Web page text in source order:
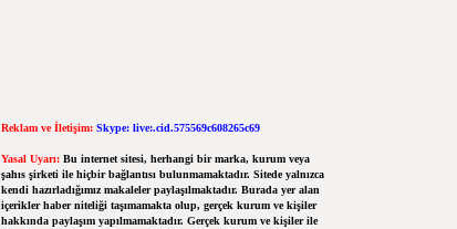
Reklam ve İletişim: Skype: live:.cid.575569c608265c69
Yasal Uyarı: Bu internet sitesi, herhangi bir marka, kurum veya
şahıs şirketi ile hiçbir bağlantısı bulunmamaktadır. Sitede yalnızca
kendi hazırladığımız makaleler paylaşılmaktadır. Burada yer alan
içerikler haber niteliği taşımamakta olup, gerçek kurum ve kişiler
hakkında paylaşım yapılmamaktadır. Gerçek kurum ve kişiler ile